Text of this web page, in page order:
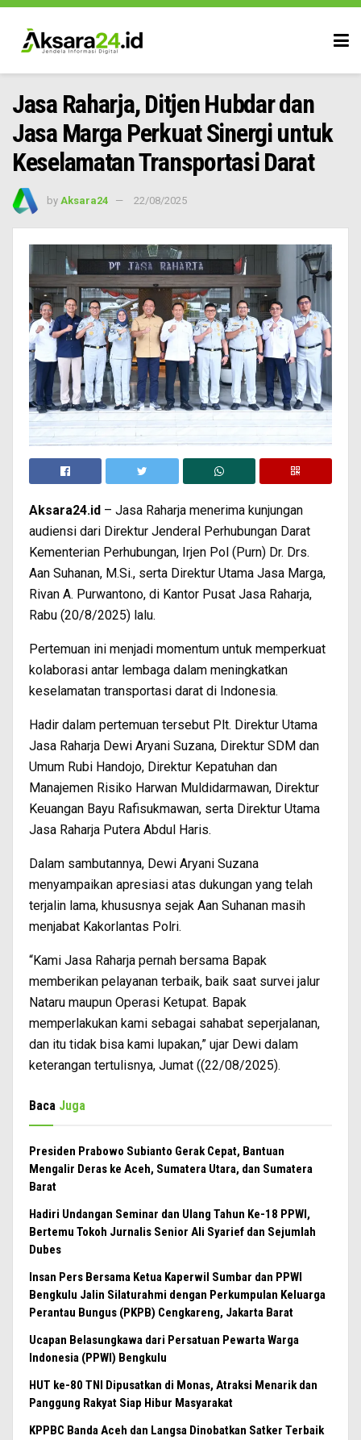
Jasa Raharja, Ditjen Hubdar dan
Jasa Marga Perkuat Sinergi untuk
Keselamatan Transportasi Darat
by Aksara24 22/08/2025
Aksara24.id – Jasa Raharja menerima kunjungan
audiensi dari Direktur Jenderal Perhubungan Darat
Kementerian Perhubungan, Irjen Pol (Purn) Dr. Drs.
Aan Suhanan, M.Si., serta Direktur Utama Jasa Marga,
Rivan A. Purwantono, di Kantor Pusat Jasa Raharja,
Rabu (20/8/2025) lalu.
Pertemuan ini menjadi momentum untuk memperkuat
kolaborasi antar lembaga dalam meningkatkan
keselamatan transportasi darat di Indonesia.
Hadir dalam pertemuan tersebut Plt. Direktur Utama
Jasa Raharja Dewi Aryani Suzana, Direktur SDM dan
Umum Rubi Handojo, Direktur Kepatuhan dan
Manajemen Risiko Harwan Muldidarmawan, Direktur
Keuangan Bayu Rafisukmawan, serta Direktur Utama
Jasa Raharja Putera Abdul Haris.
Dalam sambutannya, Dewi Aryani Suzana
menyampaikan apresiasi atas dukungan yang telah
terjalin lama, khususnya sejak Aan Suhanan masih
menjabat Kakorlantas Polri.
“Kami Jasa Raharja pernah bersama Bapak
memberikan pelayanan terbaik, baik saat survei jalur
Nataru maupun Operasi Ketupat. Bapak
memperlakukan kami sebagai sahabat seperjalanan,
dan itu tidak bisa kami lupakan,” ujar Dewi dalam
keterangan tertulisnya, Jumat ((22/08/2025).
Baca Juga
Presiden Prabowo Subianto Gerak Cepat, Bantuan
Mengalir Deras ke Aceh, Sumatera Utara, dan Sumatera
Barat
Hadiri Undangan Seminar dan Ulang Tahun Ke-18 PPWI,
Bertemu Tokoh Jurnalis Senior Ali Syarief dan Sejumlah
Dubes
Insan Pers Bersama Ketua Kaperwil Sumbar dan PPWI
Bengkulu Jalin Silaturahmi dengan Perkumpulan Keluarga
Perantau Bungus (PKPB) Cengkareng, Jakarta Barat
Ucapan Belasungkawa dari Persatuan Pewarta Warga
Indonesia (PPWI) Bengkulu
HUT ke-80 TNI Dipusatkan di Monas, Atraksi Menarik dan
Panggung Rakyat Siap Hibur Masyarakat
KPPBC Banda Aceh dan Langsa Dinobatkan Satker Terbaik